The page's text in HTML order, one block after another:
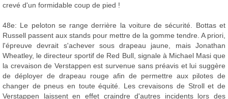
crevé d'un formidable coup de pied !
48e: Le peloton se range derrière la voiture de sécurité. Bottas et
Russell passent aux stands pour mettre de la gomme tendre. A priori,
l'épreuve devrait s'achever sous drapeau jaune, mais Jonathan
Wheatley, le directeur sportif de Red Bull, signale à Michael Masi que
la crevaison de Verstappen est survenue sans préavis et lui suggère
de déployer de drapeau rouge afin de permettre aux pilotes de
changer de pneus en toute équité. Les crevaisons de Stroll et de
Verstappen laissent en effet craindre d'autres incidents lors des